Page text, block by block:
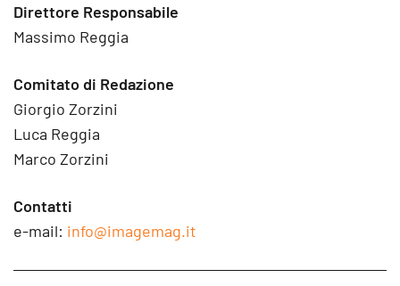
Direttore Responsabile
Massimo Reggia
Comitato di Redazione
Giorgio Zorzini
Luca Reggia
Marco Zorzini
Contatti
e-mail: info@imagemag.it